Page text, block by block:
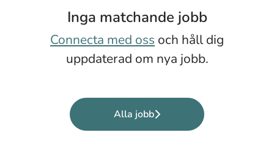
Inga matchande jobb
Connecta med oss och håll dig
uppdaterad om nya jobb.
Alla jobb